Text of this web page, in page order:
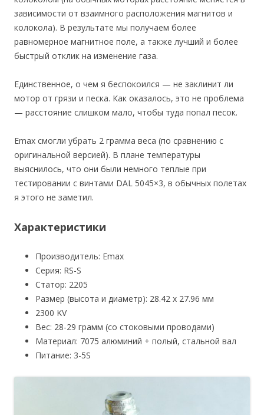
зависимости от взаимного расположения магнитов и
колокола). В результате мы получаем более
равномерное магнитное поле, а также лучший и более
быстрый отклик на изменение газа.
Единственное, о чем я беспокоился — не заклинит ли
мотор от грязи и песка. Как оказалось, это не проблема
— расстояние слишком мало, чтобы туда попал песок.
Emax смогли убрать 2 грамма веса (по сравнению с
оригинальной версией). В плане температуры
выяснилось, что они были немного теплые при
тестировании с винтами DAL 5045×3, в обычных полетах
я этого не заметил.
Характеристики
Производитель: Emax
Серия: RS-S
Статор: 2205
Размер (высота и диаметр): 28.42 x 27.96 мм
2300 KV
Вес: 28-29 грамм (со стоковыми проводами)
Материал: 7075 алюминий + полый, стальной вал
Питание: 3-5S